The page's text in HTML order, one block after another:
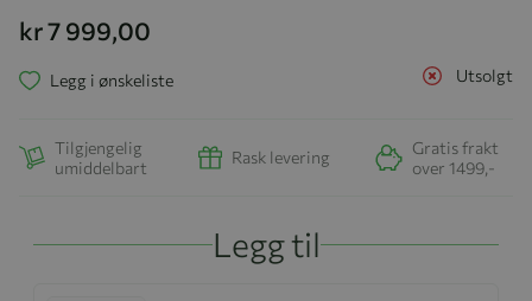
kr 7 999,00
Utsolgt
Legg i ønskeliste
Tilgjengelig
umiddelbart
Rask levering
Gratis frakt
over 1499,-
Legg til